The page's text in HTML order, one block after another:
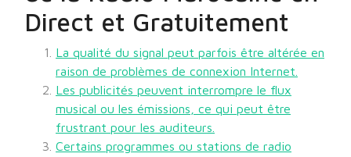
Direct et Gratuitement
La qualité du signal peut parfois être altérée en
raison de problèmes de connexion Internet.
Les publicités peuvent interrompre le flux
musical ou les émissions, ce qui peut être
frustrant pour les auditeurs.
Certains programmes ou stations de radio